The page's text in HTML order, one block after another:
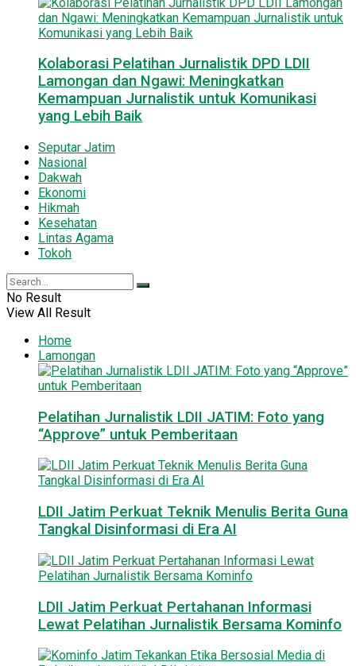
Kolaborasi Pelatihan Jurnalistik DPD LDII
Lamongan dan Ngawi: Meningkatkan
Kemampuan Jurnalistik untuk Komunikasi
yang Lebih Baik
Seputar Jatim
Nasional
Dakwah
Ekonomi
Hikmah
Kesehatan
Lintas Agama
Tokoh
No Result
View All Result
Home
Lamongan
Pelatihan Jurnalistik LDII JATIM: Foto yang
“Approve” untuk Pemberitaan
LDII Jatim Perkuat Teknik Menulis Berita Guna
Tangkal Disinformasi di Era AI
LDII Jatim Perkuat Pertahanan Informasi
Lewat Pelatihan Jurnalistik Bersama Kominfo